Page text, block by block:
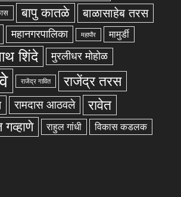
बापु कातळे बाळासाहेब तरस
महानगरपालिका महापौर मामुर्डी
शिंदे मुरलीधर मोहोळ
राजेंद्र गावित राजेंद्र तरस
रामदास आठवले रावेत
गव्हाणे राहुल गांधी विकास कडलक